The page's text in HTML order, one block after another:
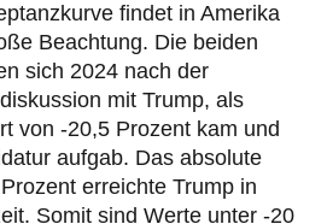
findet in Amerika
Beachtung. Die beiden
sich 2024 nach der
mit Trump, als
von -20,5 Prozent kam und
aufgab. Das absolute
erreichte Trump in
Somit sind Werte unter -20